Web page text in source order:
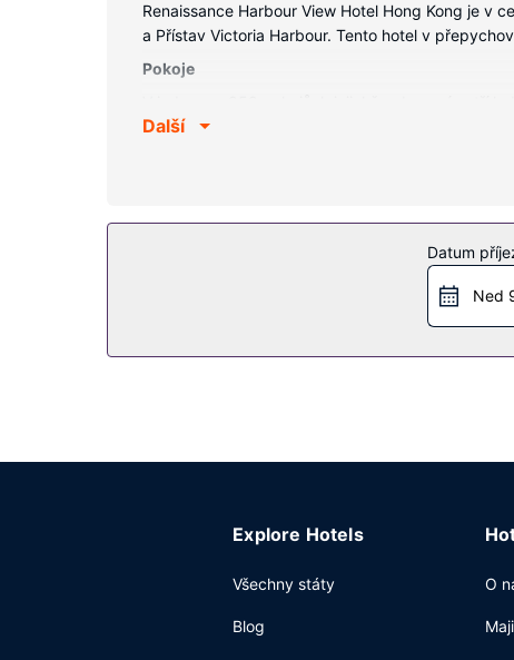
Renaissance Harbour View Hotel Hong Kong je v
a Přístav Victoria Harbour. Tento hotel v
Pokoje
televize, která nabízí satelitní kanály, dobrou
bezdrátový internet zdarma, rozšířené recepční
Mirage Bar & Restaurant je jednou z 3 restaurací
6:30 do 10:30 za příplatek bufetovou snídani.
Další
Datum
Ned
Explore Hotels
Všechny státy
Blog
O